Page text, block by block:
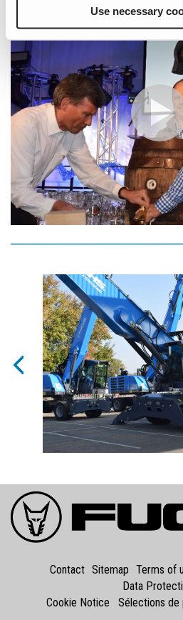
Use necessary
Veuillez activer les cookies de
Previous
Contact Sitemap Terms of
Data
Cookie Notice
Sélections de